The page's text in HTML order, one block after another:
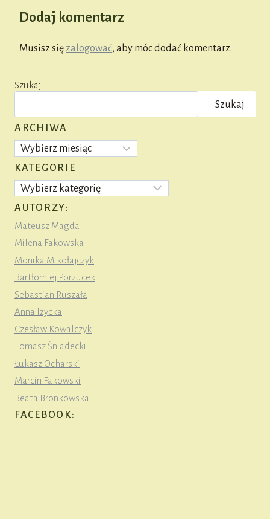
Dodaj komentarz
Musisz się zalogować, aby móc dodać komentarz.
Szukaj
Szukaj
ARCHIWA
Archiwa
KATEGORIE
Kategorie
AUTORZY:
Mateusz Magda
Milena Fakowska
Monika Mikołajczyk
Bartłomiej Porzucek
Sebastian Ruszała
Anna Iżycka
Czesław Kowalczyk
Tomasz Śniadecki
Łukasz Ocharski
Marcin Fakowski
Beata Bronkowska
FACEBOOK: